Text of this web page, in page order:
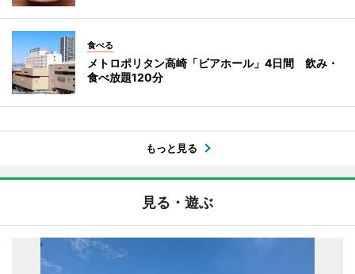
食べる
メトロポリタン高崎「ビアホール」4日間 飲み・
食べ放題120分
もっと見る
見る・遊ぶ